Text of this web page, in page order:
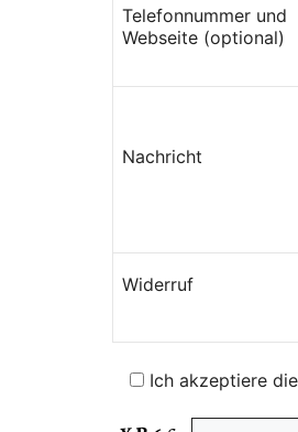
Telefonnummer und
Webseite (optional)
Nachricht
Widerruf
Ich akzeptiere die